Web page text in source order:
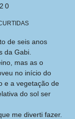
de seis anos
da Gabi.
mas as o
no início do
e a vegetação de
do sol ser
me diverti fazer.